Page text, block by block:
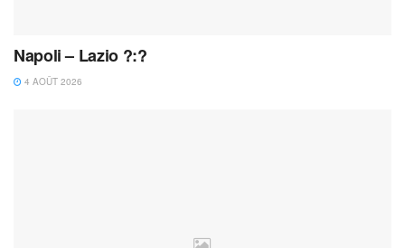
Napoli – Lazio ?:?
4 AOÛT 2026